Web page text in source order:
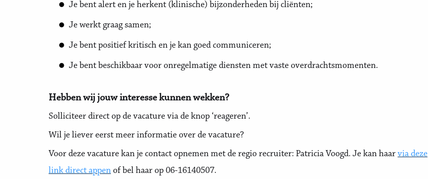
Je bent alert en je herkent (klinische) bijzonderheden bij cliënten;
Je werkt graag samen;
Je bent positief kritisch en je kan goed communiceren;
Je bent beschikbaar voor onregelmatige diensten met vaste overdrachtsmomenten.
Hebben wij jouw interesse kunnen wekken?
Solliciteer direct op de vacature via de knop ‘reageren’.
Wil je liever eerst meer informatie over de vacature?
Voor deze vacature kan je contact opnemen met de regio recruiter: Patricia Voogd. Je kan haar via deze
link direct appen of bel haar op 06-16140507.